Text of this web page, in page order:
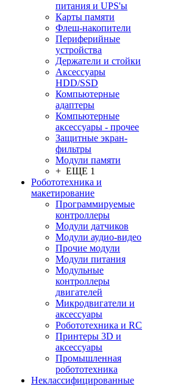
питания и UPS'ы
Карты памяти
Флеш-накопители
Периферийные
устройства
Держатели и стойки
Аксессуары
HDD/SSD
Компьютерные
адаптеры
Компьютерные
аксессуары - прочее
Защитные экран-
фильтры
Модули памяти
+ ЕЩЕ 1
Робототехника и
макетирование
Программируемые
контроллеры
Модули датчиков
Модули аудио-видео
Прочие модули
Модули питания
Модульные
контроллеры
двигателей
Микродвигатели и
аксессуары
Робототехника и RC
Принтеры 3D и
аксессуары
Промышленная
робототехника
Неклассифицированные